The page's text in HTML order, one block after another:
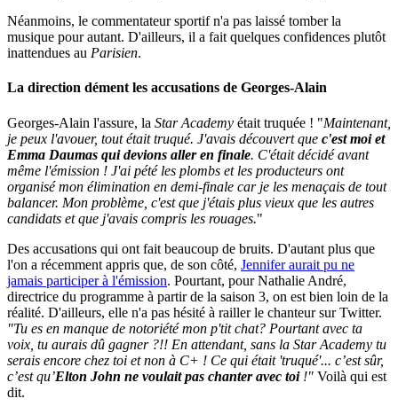
Néanmoins, le commentateur sportif n'a pas laissé tomber la
musique pour autant. D'ailleurs, il a fait quelques confidences plutôt
inattendues au Parisien.
La direction dément les accusations de Georges-Alain
Georges-Alain l'assure, la Star Academy était truquée ! "Maintenant,
je peux l'avouer, tout était truqué. J'avais découvert que c'est moi et
Emma Daumas qui devions aller en finale. C'était décidé avant
même l'émission ! J'ai pété les plombs et les producteurs ont
organisé mon élimination en demi-finale car je les menaçais de tout
balancer. Mon problème, c'est que j'étais plus vieux que les autres
candidats et que j'avais compris les rouages."
Des accusations qui ont fait beaucoup de bruits. D'autant plus que
l'on a récemment appris que, de son côté, Jennifer aurait pu ne
jamais participer à l'émission. Pourtant, pour Nathalie André,
directrice du programme à partir de la saison 3, on est bien loin de la
réalité. D'ailleurs, elle n'a pas hésité à railler le chanteur sur Twitter.
"Tu es en manque de notoriété mon p'tit chat? Pourtant avec ta
voix, tu aurais dû gagner ?!! En attendant, sans la Star Academy tu
serais encore chez toi et non à C+ ! Ce qui était 'truqué'... c’est sûr,
c’est qu’Elton John ne voulait pas chanter avec toi!" Voilà qui est
dit.